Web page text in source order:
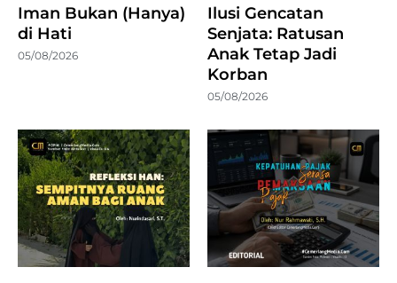
Iman Bukan (Hanya)
di Hati
05/08/2026
Ilusi Gencatan
Senjata: Ratusan
Anak Tetap Jadi
Korban
05/08/2026